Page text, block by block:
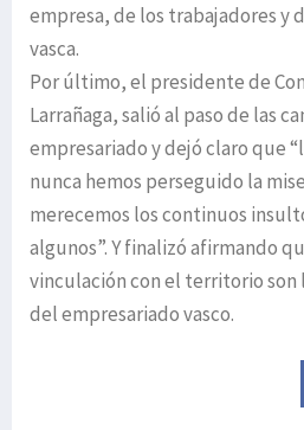
empresa, de los trabajadores y
vasca.
Por último, el presidente de
Larrañaga, salió al paso de las
empresariado y dejó claro que
nunca hemos perseguido la
merecemos los continuos
algunos”. Y finalizó afirmando
vinculación con el territorio son
del empresariado vasco.